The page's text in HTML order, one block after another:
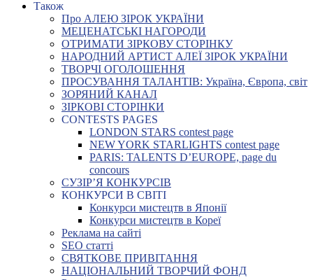
Також
Про АЛЕЮ ЗІРОК УКРАЇНИ
МЕЦЕНАТСЬКІ НАГОРОДИ
ОТРИМАТИ ЗІРКОВУ СТОРІНКУ
НАРОДНИЙ АРТИСТ АЛЕЇ ЗІРОК УКРАЇНИ
ТВОРЧІ ОГОЛОШЕННЯ
ПРОСУВАННЯ ТАЛАНТІВ: Україна, Європа, світ
ЗОРЯНИЙ КАНАЛ
ЗІРКОВІ СТОРІНКИ
CONTESTS PAGES
LONDON STARS contest page
NEW YORK STARLIGHTS contest page
PARIS: TALENTS D’EUROPE, page du
concours
СУЗІР’Я КОНКУРСІВ
КОНКУРСИ В СВІТІ
Конкурси мистецтв в Японії
Конкурси мистецтв в Кореї
Реклама на сайті
SEO статті
СВЯТКОВЕ ПРИВІТАННЯ
НАЦІОНАЛЬНИЙ ТВОРЧИЙ ФОНД